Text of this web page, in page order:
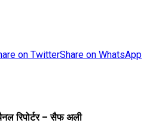
on TwitterShare on WhatsApp
रिपोर्टर – सैफ अली